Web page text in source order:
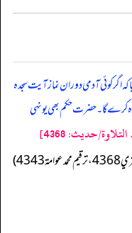
کوئی آدمی دوران نماز آیت سجدہ
کرے گا۔ حضرت حکم بھی یونہی
حدیث: 4368]